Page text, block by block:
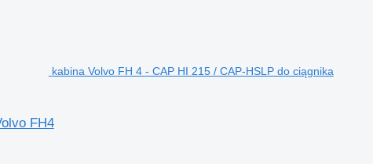
kabina Volvo FH 4 - CAP HI 215 / CAP-HSLP do ciągnika
FH4